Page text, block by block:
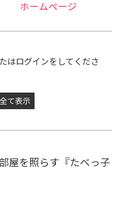
ホームページ
はログインをしてくださ
て表示
屋を照らす『たべっ子